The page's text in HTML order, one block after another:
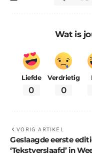
Wat is
Liefde
0
Verdrietig
0
VORIG ARTIKEL
Geslaagde eerste
‘Tekstverslaafd’ in